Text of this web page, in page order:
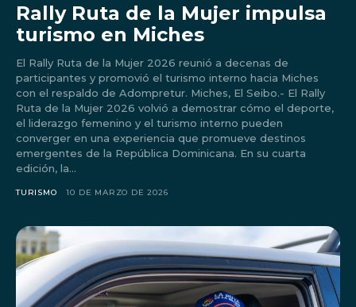
Rally Ruta de la Mujer impulsa
turismo en Miches
El Rally Ruta de la Mujer 2026 reunió a decenas de
participantes y promovió el turismo interno hacia Miches
con el respaldo de Adompretur. Miches, El Seibo.- El Rally
Ruta de la Mujer 2026 volvió a demostrar cómo el deporte,
el liderazgo femenino y el turismo interno pueden
converger en una experiencia que promueve destinos
emergentes de la República Dominicana. En su cuarta
edición, la...
TURISMO 10 DE MARZO DE 2026